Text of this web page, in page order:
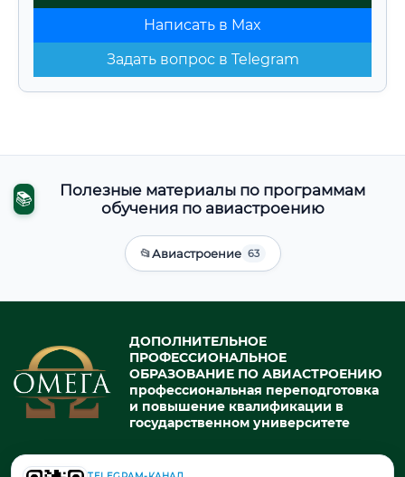
Написать в Max
Задать вопрос в Telegram
📚
Полезные материалы по программам
обучения по авиастроению
📂Авиастроение 63
ДОПОЛНИТЕЛЬНОЕ
ПРОФЕССИОНАЛЬНОЕ
ОБРАЗОВАНИЕ ПО АВИАСТРОЕНИЮ
профессиональная переподготовка
и повышение квалификации в
государственном университете